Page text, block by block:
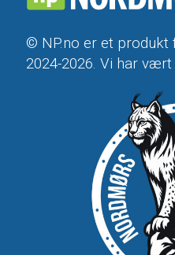
© NP.no er et produkt
2024-2026. Vi har vært